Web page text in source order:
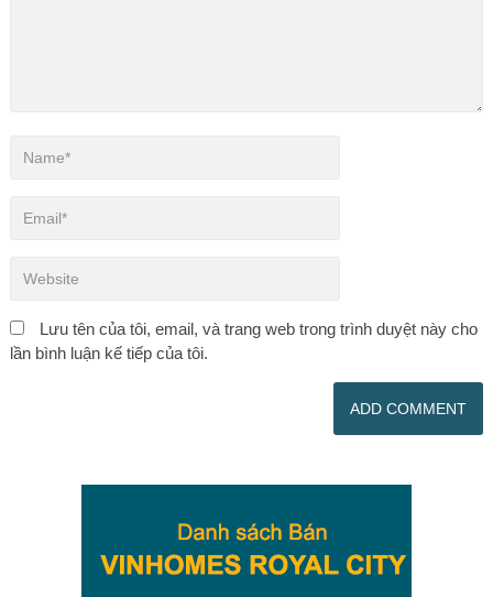
Lưu tên của tôi, email, và trang web trong trình duyệt này cho
lần bình luận kế tiếp của tôi.